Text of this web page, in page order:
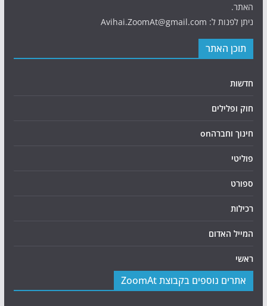
האתר.
ניתן לפנות ל: Avihai.ZoomAt@gmail.com
תוכן האתר
חדשות
חוק ופלילים
חינוך וחברהon
פוליטי
ספורט
רכילות
המייל האדום
ראשי
אתרים נוספים בקבוצת ZoomAt